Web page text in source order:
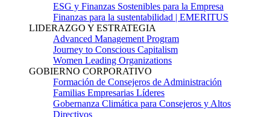
ESG y Finanzas Sostenibles para la Empresa
Finanzas para la sustentabilidad | EMERITUS
LIDERAZGO Y ESTRATEGIA
Advanced Management Program
Journey to Conscious Capitalism
Women Leading Organizations
GOBIERNO CORPORATIVO
Formación de Consejeros de Administración
Familias Empresarias Líderes
Gobernanza Climática para Consejeros y Altos
Directivos